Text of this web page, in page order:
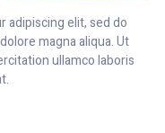
adipiscing elit, sed do
magna aliqua. Ut
ullamco laboris